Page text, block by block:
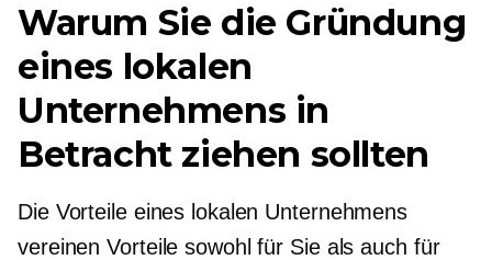
Warum Sie die Gründung
eines lokalen
Unternehmens in
Betracht ziehen sollten
Die Vorteile eines lokalen Unternehmens
vereinen Vorteile sowohl für Sie als auch für